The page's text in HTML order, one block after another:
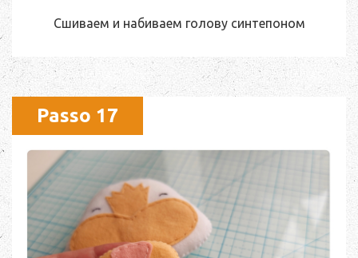
Сшиваем и набиваем голову синтепоном
Passo 17